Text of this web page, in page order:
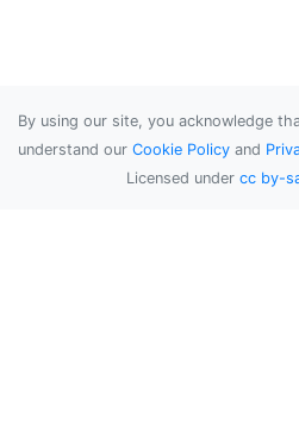
By using our site, you acknowledge
understand our Cookie Policy and
Licensed under cc by-